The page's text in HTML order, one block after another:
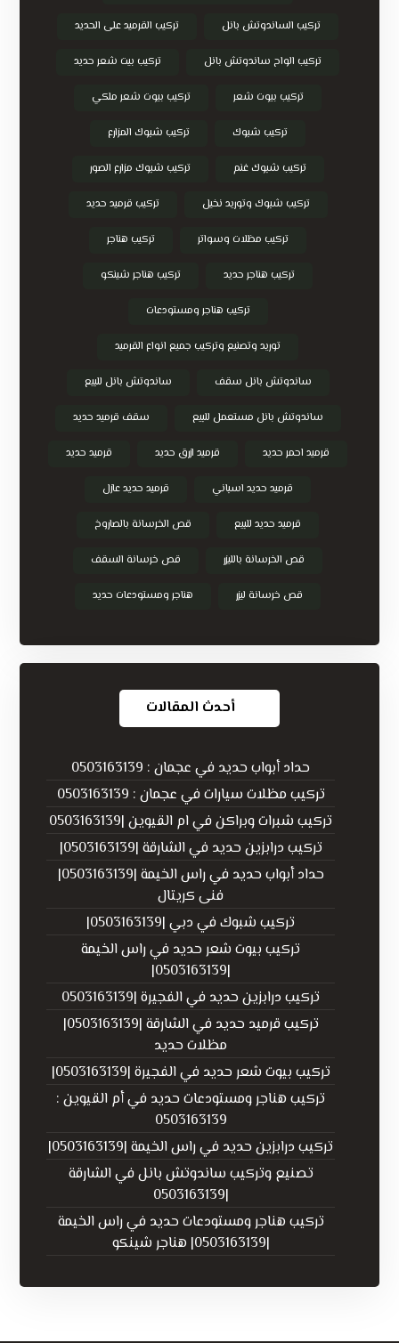
تركيب الساندوتش بانل تركيب القرميد على الحديد
تركيب الواح ساندوتش بانل تركيب بيت شعر حديد
تركيب بيوت شعر تركيب بيوت شعر ملكي
تركيب شبوك تركيب شبوك المزارع
تركيب شبوك غنم تركيب شبوك مزارع الصور
تركيب شبوك وتوريد نخيل تركيب قرميد حديد
تركيب مظلات وسواتر تركيب هناجر
تركيب هناجر حديد تركيب هناجر شينكو
تركيب هناجر ومستودعات
توريد وتصنيع وتركيب جميع انواع القرميد
ساندوتش بانل سقف ساندوتش بانل للبيع
ساندوتش بانل مستعمل للبيع سقف قرميد حديد
قرميد احمر حديد قرميد ازرق حديد قرميد حديد
قرميد حديد اسباني قرميد حديد عازل
قرميد حديد للبيع قص الخرسانة بالصاروخ
قص الخرسانة بالليزر قص خرسانة السقف
قص خرسانة ليزر هناجر ومستودعات حديد
أحدث المقالات
حداد أبواب حديد في عجمان : 0503163139
تركيب مظلات سيارات في عجمان : 0503163139
تركيب شبرات وبراكن في ام القيوين |0503163139
تركيب درابزين حديد في الشارقة |0503163139|
حداد أبواب حديد في راس الخيمة |0503163139|
فنى كريتال
تركيب شبوك في دبي |0503163139|
تركيب بيوت شعر حديد في راس الخيمة
|0503163139|
تركيب درابزين حديد في الفجيرة |0503163139
تركيب قرميد حديد في الشارقة |0503163139|
مظلات حديد
تركيب بيوت شعر حديد في الفجيرة |0503163139|
تركيب هناجر ومستودعات حديد في أم القيوين :
0503163139
تركيب درابزين حديد في راس الخيمة |0503163139|
تصنيع وتركيب ساندوتش بانل في الشارقة
|0503163139
تركيب هناجر ومستودعات حديد في راس الخيمة
|0503163139| هناجر شينكو